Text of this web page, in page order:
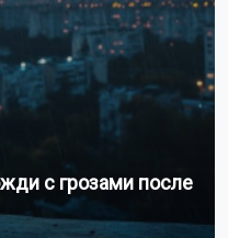
с грозами после